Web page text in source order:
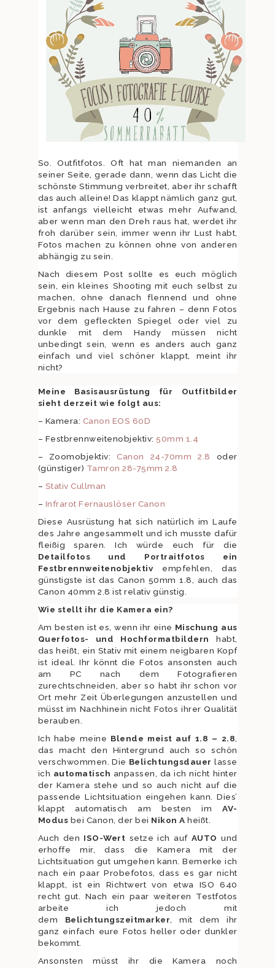
So. Outfitfotos. Oft hat man niemanden an
seiner Seite, gerade dann, wenn das Licht die
schönste Stimmung verbreitet, aber ihr schafft
das auch alleine! Das klappt nämlich ganz gut,
ist anfangs vielleicht etwas mehr Aufwand,
aber wenn man den Dreh raus hat, werdet ihr
froh darüber sein, immer wenn ihr Lust habt,
Fotos machen zu können ohne von anderen
abhängig zu sein.
Nach diesem Post sollte es euch möglich
sein, ein kleines Shooting mit euch selbst zu
machen, ohne danach flennend und ohne
Ergebnis nach Hause zu fahren – denn Fotos
vor dem gefleckten Spiegel oder viel zu
dunkle mit dem Handy müssen nicht
unbedingt sein, wenn es anders auch ganz
einfach und viel schöner klappt, meint ihr
nicht?
Meine Basisausrüstung für Outfitbilder
sieht derzeit wie folgt aus:
– Kamera: Canon EOS 60D
– Festbrennweitenobjektiv: 50mm 1.4
– Zoomobjektiv:Canon 24-70mm 2.8
oder
(günstiger) Tamron 28-75mm 2.8
– Stativ Cullman
– Infrarot Fernauslöser Canon
Diese Ausrüstung hat sich natürlich im Laufe
des Jahre angesammelt und ich musste dafür
fleißig sparen. Ich würde euch für die
Detailfotos und Portraitfotos ein
Festbrennweitenobjektiv empfehlen, das
günstigste ist das Canon 50mm 1.8, auch das
Canon 40mm 2.8 ist relativ günstig.
Wie stellt ihr die Kamera ein?
Am besten ist es, wenn ihr eine Mischung aus
Querfotos- und Hochformatbildern
habt,
das heißt, ein Stativ mit einem neigbaren Kopf
ist ideal. Ihr könnt die Fotos ansonsten auch
am PC nach dem Fotografieren
zurechtschneiden, aber so habt ihr schon vor
Ort mehr Zeit Überlegungen anzustellen und
müsst im Nachhinein nicht Fotos ihrer Qualität
berauben.
Ich habe meine Blende meist auf 1.8 – 2.8
das macht den Hintergrund auch so schön
verschwommen. Die Belichtungsdauer lasse
ich automatisch anpassen, da ich nicht hinter
der Kamera stehe und so auch nicht auf die
passende Lichtsituation eingehen kann. Dies’
klappt automatisch am besten im AV-
Modus bei Canon, der bei Nikon A heißt.
Auch den ISO-Wert setze ich auf AUTO und
erhoffe mir, dass die Kamera mit der
Lichtsituation gut umgehen kann. Bemerke ich
nach ein paar Probefotos, dass es gar nicht
klappt, ist ein Richtwert von etwa ISO 640
recht gut. Nach ein paar weiteren Testfotos
arbeite ich jedoch mit
dem Belichtungszeitmarker , mit dem ihr
ganz einfach eure Fotos heller oder dunkler
bekommt.
Ansonsten müsst ihr die Kamera noch